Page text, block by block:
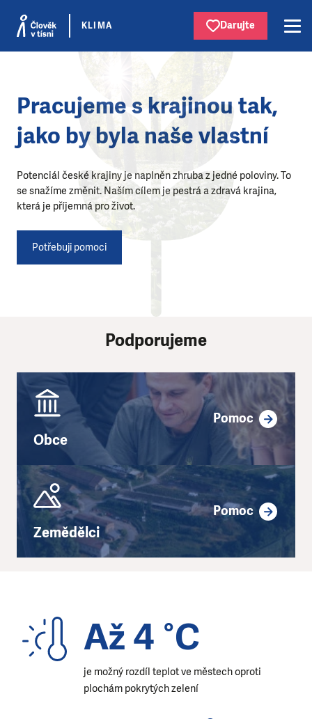
KLIMA Darujte
Pracujeme s krajinou tak,
jako by byla naše vlastní
Potenciál české krajiny je naplněn zhruba z jedné poloviny. To
se snažíme změnit. Naším cílem je pestrá a zdravá krajina,
která je příjemná pro život.
Potřebuji pomoci
Podporujeme
Obce
Pomoc
Zemědělci
Pomoc
Až 4 °C
je možný rozdíl teplot ve městech oproti
plochám pokrytých zelení